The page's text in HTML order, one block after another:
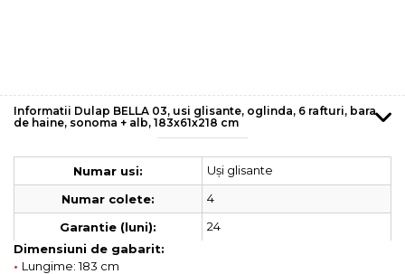
Informatii Dulap BELLA 03, usi glisante, oglinda, 6 rafturi, bara
de haine, sonoma + alb, 183x61x218 cm
Numar usi:
Uși glisante
Numar colete:
4
Garantie (luni):
24
Dimensiuni de gabarit:
• Lungime: 183 cm